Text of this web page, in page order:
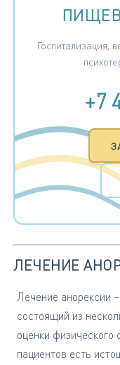
Госпитализация,
+7
ЛЕЧЕНИЕ
Лечение анорексии
состоящий из
оценки физического
пациентов есть